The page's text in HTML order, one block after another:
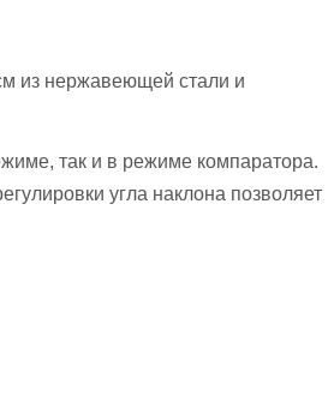
из нержавеющей стали и
так и в режиме компаратора.
угла наклона позволяет